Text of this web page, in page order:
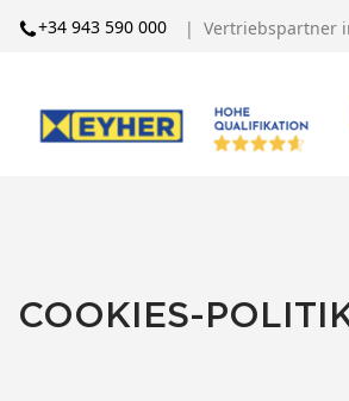
+34 943 590 000 | Vertriebspartner
COOKIES-